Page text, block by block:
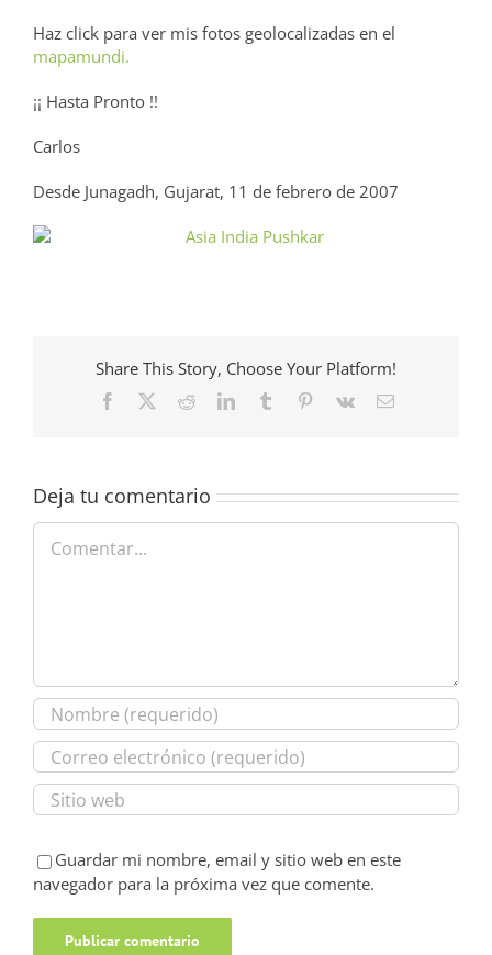
Haz click para ver mis fotos geolocalizadas en el
mapamundi.
¡¡ Hasta Pronto !!
Carlos
Desde Junagadh, Gujarat, 11 de febrero de 2007
Share This Story, Choose Your Platform!
Facebook RedditLinkedInTumblr Pinterest
Vk
Correo
Deja tu comentario
Comentar
Guardar mi nombre, email y sitio web en este
navegador para la próxima vez que comente.